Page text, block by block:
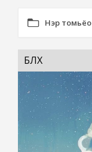
Нэр томьёо
БҮЛХ